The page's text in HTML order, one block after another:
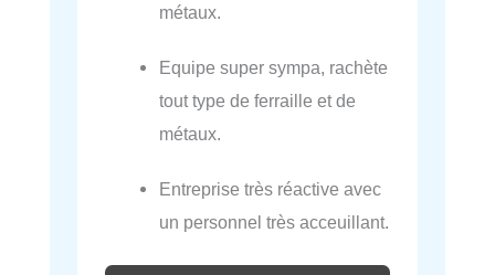
métaux.
Equipe super sympa, rachète
tout type de ferraille et de
métaux.
Entreprise très réactive avec
un personnel très acceuillant.